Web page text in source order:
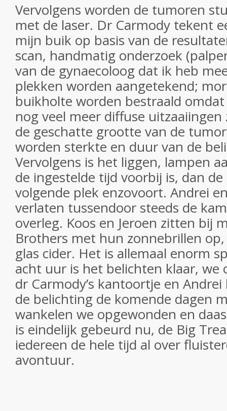
Vervolgens worden de tumoren
met de laser. Dr Carmody tekent
mijn buik op basis van de
scan, handmatig onderzoek
van de gynaecoloog dat ik heb
plekken worden aangetekend;
buikholte worden bestraald
nog veel meer diffuse uitzaaiingen
de geschatte grootte van de
worden sterkte en duur van de
Vervolgens is het liggen, lampen
de ingestelde tijd voorbij is, dan
volgende plek enzovoort. Andrei
verlaten tussendoor steeds de
overleg. Koos en Jeroen zitten bij
Brothers met hun zonnebrillen
glas cider. Het is allemaal enorm
acht uur is het belichten klaar, we
dr Carmody’s kantoortje en
de belichting de komende dagen
wankelen we opgewonden en
is eindelijk gebeurd nu, de Big
iedereen de hele tijd al over
avontuur.